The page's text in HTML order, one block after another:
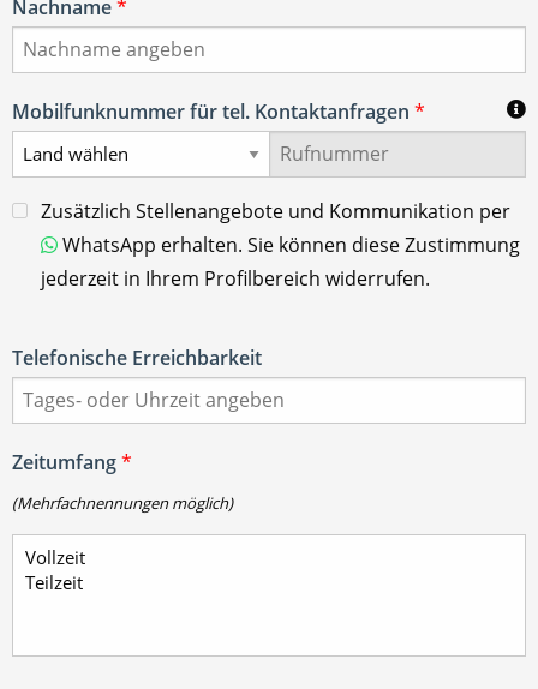
Nachname*
Mobilfunknummer für tel. Kontaktanfragen *
Zusätzlich Stellenangebote und Kommunikation per
WhatsApp erhalten. Sie können diese Zustimmung
jederzeit in Ihrem Profilbereich widerrufen.
Telefonische Erreichbarkeit
Zeitumfang*
(Mehrfachnennungen möglich)